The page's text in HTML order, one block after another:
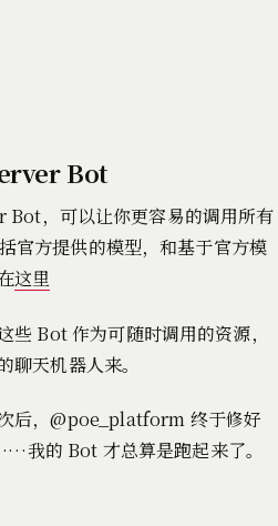
Bot
Bot，可以让你更容易的调用所有
官方提供的模型，和基于官方模
这里
些 Bot 作为可随时调用的资源，
聊天机器人来。
后，@poe_platform 终于修好
我的 Bot 才总算是跑起来了。